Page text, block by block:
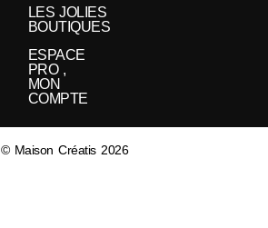
LES JOLIES
BOUTIQUES
ESPACE
PRO ,
MON
COMPTE
© Maison Créatis 2026